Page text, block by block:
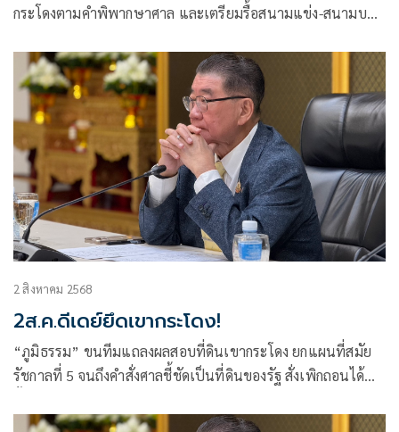
กระโดงตามคำพิพากษาศาล และเตรียมรื้อสนามแข่ง-สนามบอล
หนุน ลุงป้อมนำอดีตแม่ทัพบุกกองทัพภาค 2 โหมกระแสชิงเก้าอี้
นายกฯ
2 สิงหาคม 2568
2ส.ค.ดีเดย์ยึดเขากระโดง!
“ภูมิธรรม” ขนทีมแถลงผลสอบที่ดินเขากระโดง ยกแผนที่สมัย
รัชกาลที่ 5 จนถึงคำสั่งศาลชี้ชัดเป็นที่ดินของรัฐ สั่งเพิกถอนได้